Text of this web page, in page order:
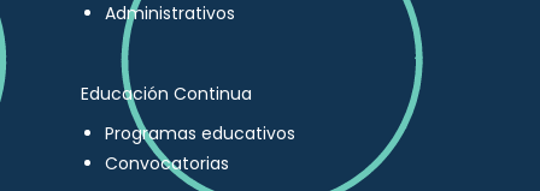
Administrativos
Educación Continua
Programas educativos
Convocatorias